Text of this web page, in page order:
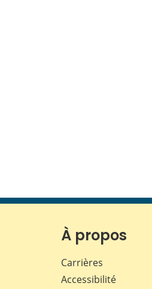
À propos
Carrières
Accessibilité